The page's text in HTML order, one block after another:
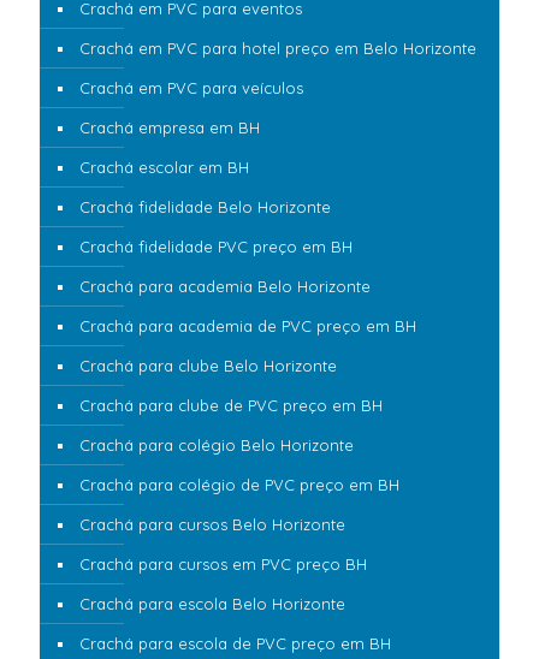
Crachá em PVC para eventos
Crachá em PVC para hotel preço em Belo Horizonte
Crachá em PVC para veículos
Crachá empresa em BH
Crachá escolar em BH
Crachá fidelidade Belo Horizonte
Crachá fidelidade PVC preço em BH
Crachá para academia Belo Horizonte
Crachá para academia de PVC preço em BH
Crachá para clube Belo Horizonte
Crachá para clube de PVC preço em BH
Crachá para colégio Belo Horizonte
Crachá para colégio de PVC preço em BH
Crachá para cursos Belo Horizonte
Crachá para cursos em PVC preço BH
Crachá para escola Belo Horizonte
Crachá para escola de PVC preço em BH